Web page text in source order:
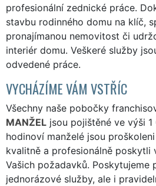
profesionální zednické práce.
stavbu rodinného domu na klíč,
pronajímanou nemovitost či
interiér domu. Veškeré služby
odvedené práce.
VYCHÁZÍME VÁM VSTŘÍC
Všechny naše pobočky
MANŽEL jsou pojištěné ve výši
hodinoví manželé jsou
kvalitně a profesionálně poskytli
Vašich požadavků. Poskytujeme
jednorázové služby, ale i